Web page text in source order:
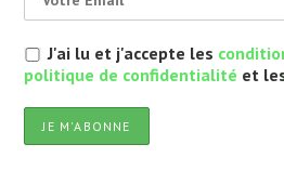
J'ai lu et j'accepte les
politique de confidentialité et